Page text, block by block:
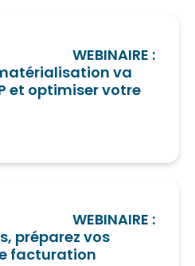
WEBINAIRE :
va
et optimiser votre
WEBINAIRE :
préparez vos
facturation